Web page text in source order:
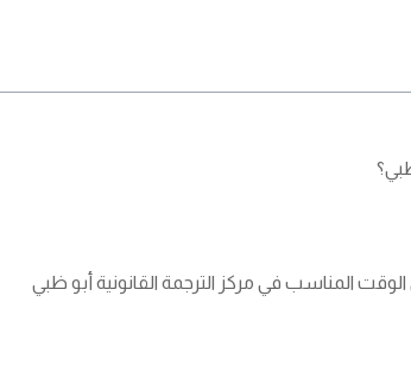
المناسب في مركز الترجمة القانونية أبو ظبي